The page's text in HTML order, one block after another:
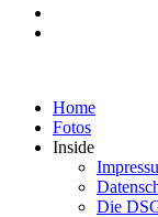
Home
Fotos
Inside
Die